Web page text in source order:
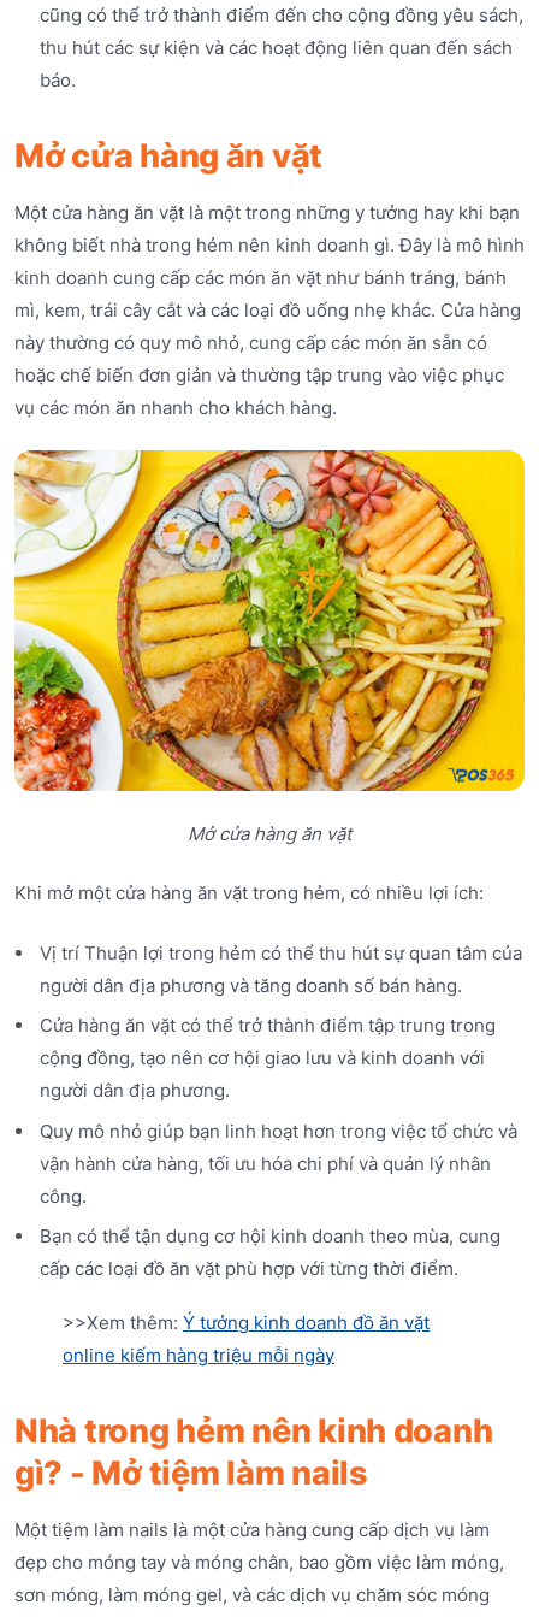
cũng có thể trở thành điểm đến cho cộng đồng yêu sách,
thu hút các sự kiện và các hoạt động liên quan đến sách
báo.
Mở cửa hàng ăn vặt
Một cửa hàng ăn vặt là một trong những y tưởng hay khi bạn
không biết nhà trong hẻm nên kinh doanh gì. Đây là mô hình
kinh doanh cung cấp các món ăn vặt như bánh tráng, bánh
mì, kem, trái cây cắt và các loại đồ uống nhẹ khác. Cửa hàng
này thường có quy mô nhỏ, cung cấp các món ăn sẵn có
hoặc chế biến đơn giản và thường tập trung vào việc phục
vụ các món ăn nhanh cho khách hàng.
Mở cửa hàng ăn vặt
Khi mở một cửa hàng ăn vặt trong hẻm, có nhiều lợi ích:
Vị trí Thuận lợi trong hẻm có thể thu hút sự quan tâm của
người dân địa phương và tăng doanh số bán hàng.
Cửa hàng ăn vặt có thể trở thành điểm tập trung trong
cộng đồng, tạo nên cơ hội giao lưu và kinh doanh với
người dân địa phương.
Quy mô nhỏ giúp bạn linh hoạt hơn trong việc tổ chức và
vận hành cửa hàng, tối ưu hóa chi phí và quản lý nhân
công.
Bạn có thể tận dụng cơ hội kinh doanh theo mùa, cung
cấp các loại đồ ăn vặt phù hợp với từng thời điểm.
>>Xem thêm: Ý tưởng kinh doanh đồ ăn vặt
online kiếm hàng triệu mỗi ngày
Nhà trong hẻm nên kinh doanh
gì? - Mở tiệm làm nails
Một tiệm làm nails là một cửa hàng cung cấp dịch vụ làm
đẹp cho móng tay và móng chân, bao gồm việc làm móng,
sơn móng, làm móng gel, và các dịch vụ chăm sóc móng